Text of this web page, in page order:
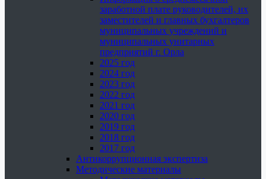
заработной плате руководителей, их
заместителей и главных бухгалтеров
муниципальных учреждений и
муниципальных унитарных
предприятий г. Орла
2025 год
2024 год
2023 год
2022 год
2021 год
2020 год
2019 год
2018 год
2017 год
Антикоррупционная экспертиза
Методические материалы